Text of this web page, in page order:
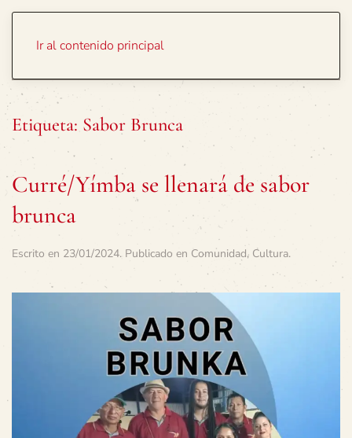
Ir al contenido principal
Etiqueta: Sabor Brunca
Curré/Yímba se llenará de sabor
brunca
Escrito en 23/01/2024. Publicado en Comunidad, Cultura.